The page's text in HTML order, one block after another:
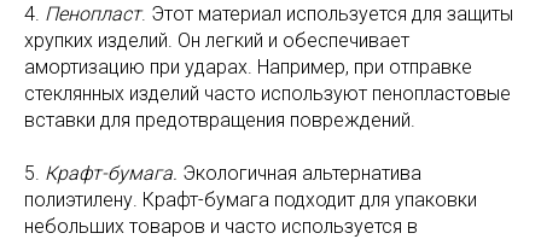
4. Пенопласт. Этот материал используется для защиты
хрупких изделий. Он легкий и обеспечивает
амортизацию при ударах. Например, при отправке
стеклянных изделий часто используют пенопластовые
вставки для предотвращения повреждений.
5. Крафт-бумага. Экологичная альтернатива
полиэтилену. Крафт-бумага подходит для упаковки
небольших товаров и часто используется в